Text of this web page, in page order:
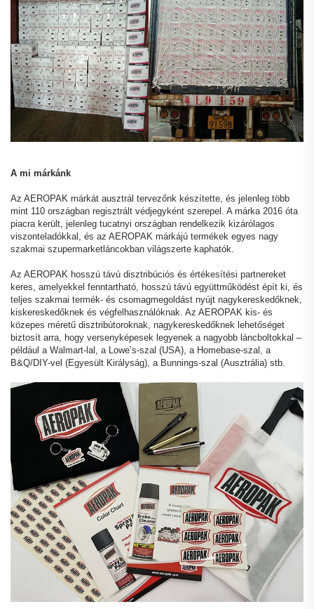
A mi márkánk
Az AEROPAK márkát ausztrál tervezőnk készítette, és jelenleg több
mint 110 országban regisztrált védjegyként szerepel. A márka 2016 óta
piacra került, jelenleg tucatnyi országban rendelkezik kizárólagos
viszonteladókkal, és az AEROPAK márkájú termékek egyes nagy
szakmai szupermarketláncokban világszerte kaphatók.
Az AEROPAK hosszú távú disztribúciós és értékesítési partnereket
keres, amelyekkel fenntartható, hosszú távú együttműködést épít ki, és
teljes szakmai termék- és csomagmegoldást nyújt nagykereskedőknek,
kiskereskedőknek és végfelhasználóknak. Az AEROPAK kis- és
közepes méretű disztribútoroknak, nagykereskedőknek lehetőséget
biztosít arra, hogy versenyképesek legyenek a nagyobb láncboltokkal –
például a Walmart-lal, a Lowe’s-szal (USA), a Homebase-szal, a
B&Q/DIY-vel (Egyesült Királyság), a Bunnings-szal (Ausztrália) stb.